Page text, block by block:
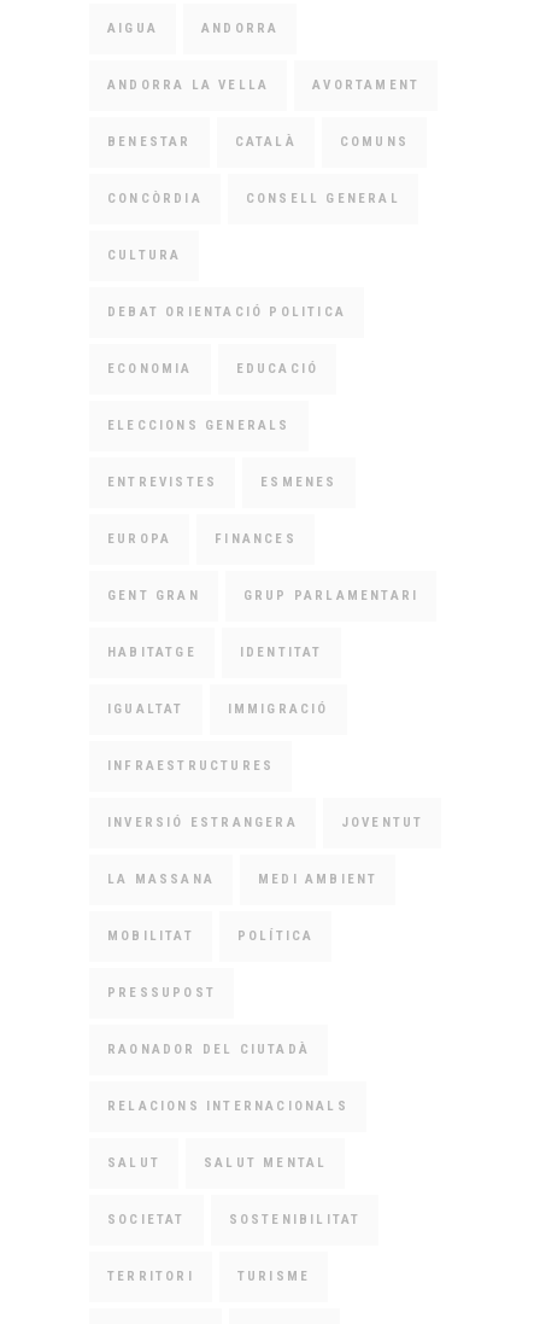
AIGUA ANDORRA
ANDORRA LA VELLA AVORTAMENT
BENESTAR CATALÀ COMUNS
CONCÒRDIA CONSELL GENERAL
CULTURA
DEBAT ORIENTACIÓ POLITICA
ECONOMIA EDUCACIÓ
ELECCIONS GENERALS
ENTREVISTES ESMENES
EUROPA FINANCES
GENT GRAN GRUP PARLAMENTARI
HABITATGE IDENTITAT
IGUALTAT IMMIGRACIÓ
INFRAESTRUCTURES
INVERSIÓ ESTRANGERA JOVENTUT
LA MASSANA MEDI AMBIENT
MOBILITAT POLÍTICA
PRESSUPOST
RAONADOR DEL CIUTADÀ
RELACIONS INTERNACIONALS
SALUT SALUT MENTAL
SOCIETAT SOSTENIBILITAT
TERRITORI TURISME